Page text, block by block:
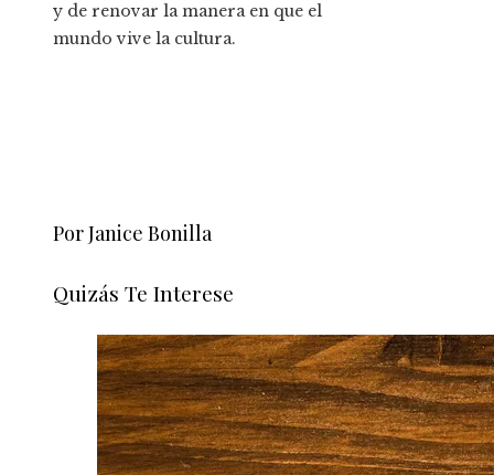
y de renovar la manera en que el
mundo vive la cultura.
Por Janice Bonilla
Quizás Te Interese